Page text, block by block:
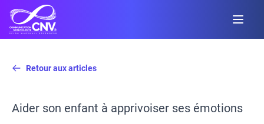
Retour aux articles
Aider son enfant à apprivoiser ses émotions